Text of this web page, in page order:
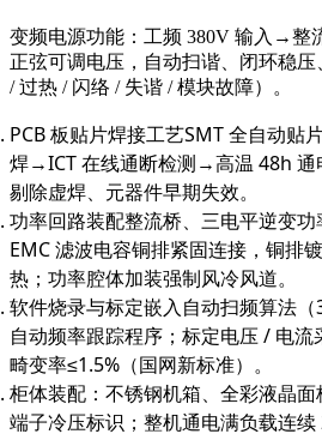
变频电源功能：工频 380V 输入→整
正弦可调电压，自动扫谐、闭环稳
/ 过热 / 闪络 / 失谐 / 模块故障）。
PCB 板贴片焊接工艺SMT 全自动
焊→ICT 在线通断检测→高温 48h 通
剔除虚焊、元器件早期失效。
功率回路装配整流桥、三电平逆变功
EMC 滤波电容铜排紧固连接，铜排
热；功率腔体加装强制风冷风道。
软件烧录与标定嵌入自动扫频算法
自动频率跟踪程序；标定电压 / 电
畸变率≤1.5%（国网新标准）。
柜体装配：不锈钢机箱、全彩液晶面
端子冷压标识；整机通电满负载连续